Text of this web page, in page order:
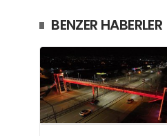
BENZER HABERLER